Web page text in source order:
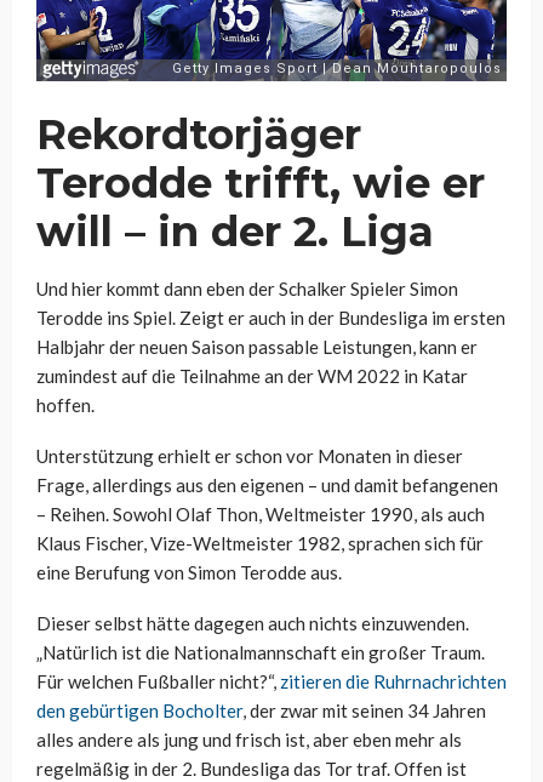
Rekordtorjäger
Terodde trifft, wie er
will – in der 2. Liga
Und hier kommt dann eben der Schalker Spieler Simon
Terodde ins Spiel. Zeigt er auch in der Bundesliga im ersten
Halbjahr der neuen Saison passable Leistungen, kann er
zumindest auf die Teilnahme an der WM 2022 in Katar
hoffen.
Unterstützung erhielt er schon vor Monaten in dieser
Frage, allerdings aus den eigenen – und damit befangenen
– Reihen. Sowohl Olaf Thon, Weltmeister 1990, als auch
Klaus Fischer, Vize-Weltmeister 1982, sprachen sich für
eine Berufung von Simon Terodde aus.
Dieser selbst hätte dagegen auch nichts einzuwenden.
„Natürlich ist die Nationalmannschaft ein großer Traum.
Für welchen Fußballer nicht?“, zitieren die Ruhrnachrichten
den gebürtigen Bocholter, der zwar mit seinen 34 Jahren
alles andere als jung und frisch ist, aber eben mehr als
regelmäßig in der 2. Bundesliga das Tor traf. Offen ist